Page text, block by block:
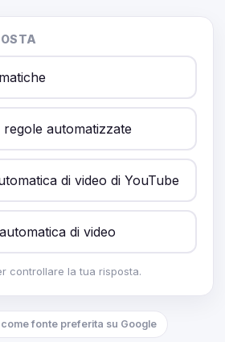
automatizzate
di video di YouTube
di video
controllare la tua risposta.
fonte preferita su Google